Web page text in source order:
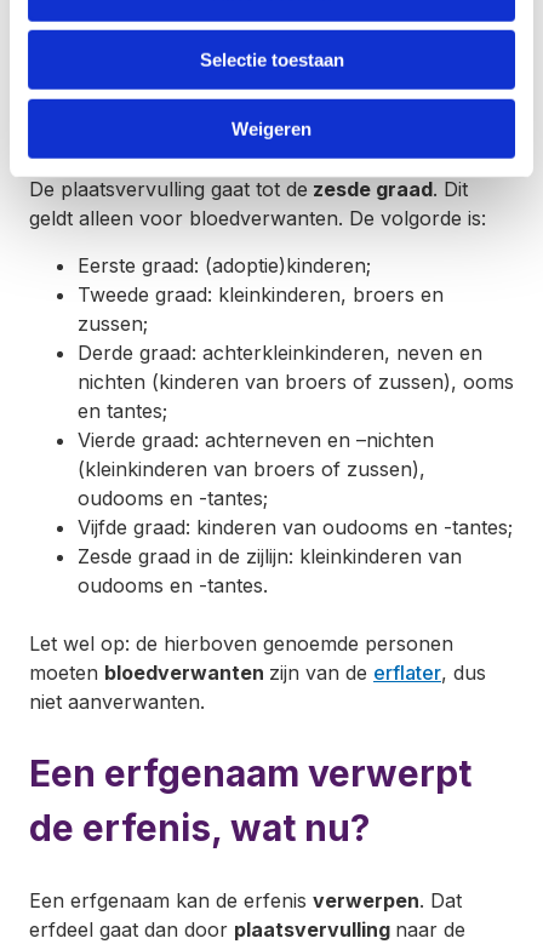
Selectie toestaan
Weigeren
erfdeel waar het overleden kind recht op
had als zij nog geleefd had. De kleinkinderen
van het andere kind erven niet.
De plaatsvervulling gaat tot de zesde graad. Dit
geldt alleen voor bloedverwanten. De volgorde is:
Eerste graad: (adoptie)kinderen;
Tweede graad: kleinkinderen, broers en
zussen;
Derde graad: achterkleinkinderen, neven en
nichten (kinderen van broers of zussen), ooms
en tantes;
Vierde graad: achterneven en –nichten
(kleinkinderen van broers of zussen),
oudooms en -tantes;
Vijfde graad: kinderen van oudooms en -tantes;
Zesde graad in de zijlijn: kleinkinderen van
oudooms en -tantes.
Let wel op: de hierboven genoemde personen
moeten bloedverwanten zijn van de erflater, dus
niet aanverwanten.
Een erfgenaam verwerpt
de erfenis, wat nu?
Een erfgenaam kan de erfenis verwerpen. Dat
erfdeel gaat dan door plaatsvervulling naar de